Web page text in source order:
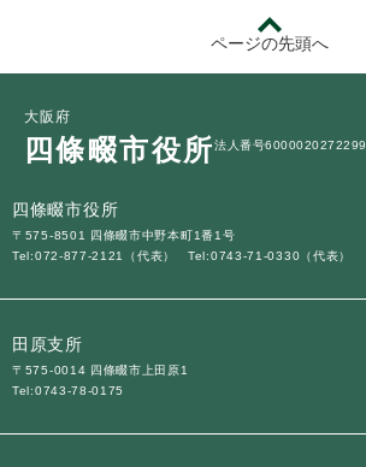
ページの先頭へ
大阪府
四條畷市役所法人番号6000020272299
四條畷市役所
〒575-8501 四條畷市中野本町1番1号
Tel:072-877-2121（代表）
Tel:0743-71-0330（代表）
田原支所
〒575-0014 四條畷市上田原1
Tel:0743-78-0175